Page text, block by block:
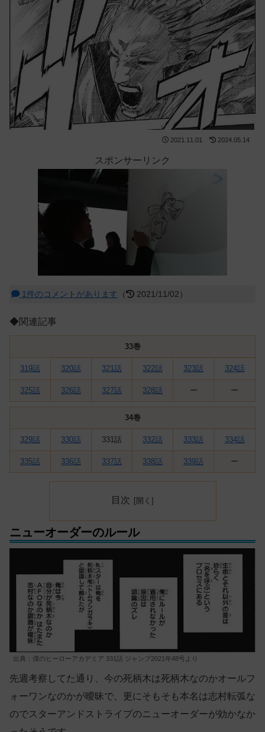
2021.11.01 2024.05.14
スポンサーリンク
1件のコメントがあります （ 2021/11/02）
◆関連記事
33巻
319話 320話 321話 322話 323話 324話
325話 326話 327話 328話 ー ー
34巻
329話 330話 331話 332話 333話 334話
335話 336話 337話 338話 339話 ー
目次
ニューオーダーのルール
出典：僕のヒーローアカデミア 331話 ジャンプ2021年48号より
先週考察してた通り、今の死柄木は死柄木なのかオールフ
ォーワンなのかが曖昧で、更にそもそも本名は志村転弧な
のでスターアンドストライプのニューオーダーが効かなか